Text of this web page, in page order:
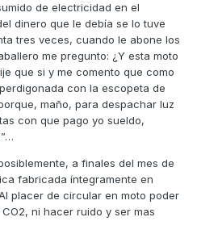
de electricidad en el
dinero que le debía se lo tuve
tres veces, cuando le abone los
me pregunto: ¿Y esta moto
que si y me comento que como
con la escopeta de
maño, para despachar luz
con que pago yo sueldo,
a finales del mes de
fabricada íntegramente en
placer de circular en moto poder
ni hacer ruido y ser mas